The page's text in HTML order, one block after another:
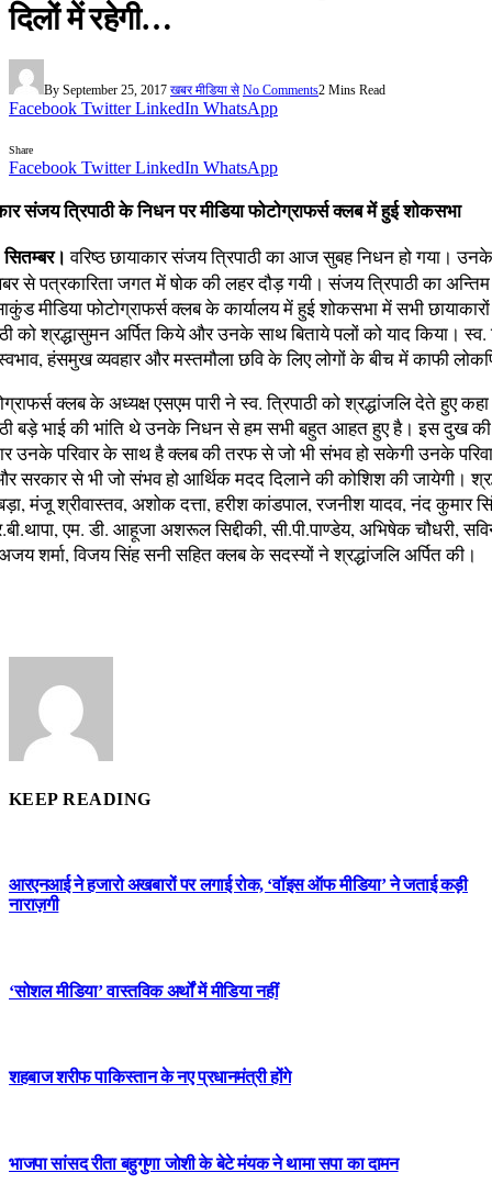
दिलों में रहेगी…
By September 25, 2017 खबर मीडिया से No Comments2 Mins Read
Facebook Twitter LinkedIn WhatsApp
Share
Facebook Twitter LinkedIn WhatsApp
संजय त्रिपाठी के निधन पर मीडिया फोटोग्राफर्स क्लब में हुई शोकसभा
वरिष्ठ छायाकार संजय त्रिपाठी का आज सुबह निधन हो गया।
से पत्रकारिता जगत में षोक की लहर दौड़ गयी। संजय त्रिपाठी का
मीडिया फोटोग्राफर्स क्लब के कार्यालय में हुई शोकसभा में सभी
को श्रद्धासुमन अर्पित किये और उनके साथ बिताये पलों को याद किया। स्व.
हंसमुख व्यवहार और मस्तमौला छवि के लिए लोगों के बीच में काफी
क्लब के अध्यक्ष एसएम पारी ने स्व. त्रिपाठी को श्रद्धांजलि देते हुए
बड़े भाई की भांति थे उनके निधन से हम सभी बहुत आहत हुए है। इस दुख
उनके परिवार के साथ है क्लब की तरफ से जो भी संभव हो सकेगी उनके
सरकार से भी जो संभव हो आर्थिक मदद दिलाने की कोशिश की जायेगी।
मंजू श्रीवास्तव, अशोक दत्ता, हरीश कांडपाल, रजनीश यादव, नंद कुमार
एम. डी. आहूजा अशरूल सिद्दीकी, सी.पी.पाण्डेय, अभिषेक चौधरी,
शर्मा, विजय सिंह सनी सहित क्लब के सदस्यों ने श्रद्धांजलि अर्पित की।
KEEP READING
आरएनआई ने हजारो अखबारों पर लगाई रोक, ‘वॉइस ऑफ मीडिया’ ने जताई कड़ी
नाराज़गी
‘सोशल मीडिया’ वास्तविक अर्थों में मीडिया नहीं
शहबाज शरीफ पाकिस्तान के नए प्रधानमंत्री होंगे
भाजपा सांसद रीता बहुगुणा जोशी के बेटे मंयक ने थामा सपा का दामन